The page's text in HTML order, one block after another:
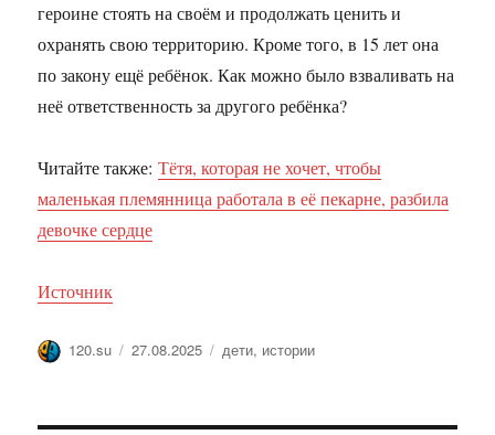
героине стоять на своём и продолжать ценить и
охранять свою территорию. Кроме того, в 15 лет она
по закону ещё ребёнок. Как можно было взваливать на
неё ответственность за другого ребёнка?
Читайте также:Тётя, которая не хочет, чтобы
маленькая племянница работала в её пекарне, разбила
девочке сердце
Источник
Автор
120.su Опубликовано
27.08.2025 Метки
дети, истории